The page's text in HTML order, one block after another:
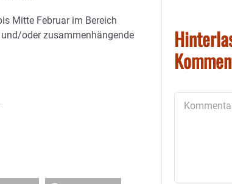
Mitte Februar im Bereich
oder zusammenhängende